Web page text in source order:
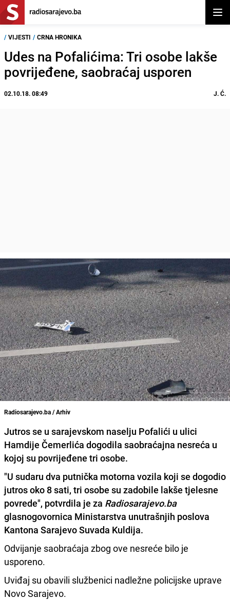
/ VIJESTI / CRNA HRONIKA
Udes na Pofalićima: Tri osobe lakše
povrijeđene, saobraćaj usporen
02.10.18. 08:49 J. Ć.
Radiosarajevo.ba / Arhiv
Jutros se u sarajevskom naselju Pofalići u ulici
Hamdije Čemerlića dogodila saobraćajna nesreća u
kojoj su povrijeđene tri osobe.
"U sudaru dva putnička motorna vozila koji se dogodio
jutros oko 8 sati, tri osobe su zadobile lakše tjelesne
povrede", potvrdila je za Radiosarajevo.ba
glasnogovornica Ministarstva unutrašnjih poslova
Kantona SarajevoSuvada Kuldija.
Odvijanje saobraćaja zbog ove nesreće bilo je
usporeno.
Uviđaj su obavili službenici nadležne policijske uprave
Novo Sarajevo.